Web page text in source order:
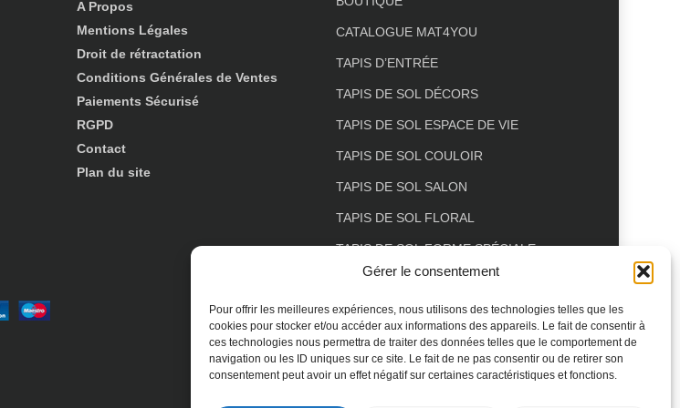
Gérer le consentement
Pour offrir les meilleures expériences, nous utilisons des technologies telles que les
cookies pour stocker et/ou accéder aux informations des appareils. Le fait de consentir à
ces technologies nous permettra de traiter des données telles que le comportement de
navigation ou les ID uniques sur ce site. Le fait de ne pas consentir ou de retirer son
consentement peut avoir un effet négatif sur certaines caractéristiques et fonctions.
A Propos
Mentions Légales
Droit de rétractation
Conditions Générales de Ventes
Paiements Sécurisé
RGPD
Contact
Plan du site
CATALOGUE MAT4YOU
TAPIS D’ENTRÉE
TAPIS DE SOL DÉCORS
TAPIS DE SOL ESPACE DE VIE
TAPIS DE SOL COULOIR
TAPIS DE SOL SALON
TAPIS DE SOL FLORAL
TAPIS DE SOL FORME SPÉCIALE
TAPIS DE SOL ANIMAUX
TAPIS DE SOL TERRASSE